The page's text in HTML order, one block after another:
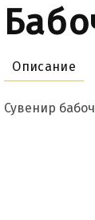
Описание
Сувенир